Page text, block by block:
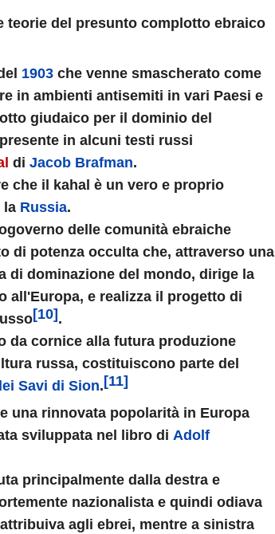
del presunto complotto ebraico
1903 che venne smascherato come
in ambienti antisemiti in vari Paesi e
giudaico per il dominio del
in alcuni testi russi
di Jacob Brafman.
che il kahal è un vero e proprio
la Russia.
delle comunità ebraiche
di potenza occulta che, attraverso una
di dominazione del mondo, dirige la
all'Europa, e realizza il progetto di
[10].
da cornice alla futura produzione
russa, costituiscono parte del
Savi di Sion.[11]
una rinnovata popolarità in Europa
sviluppata nel libro di Adolf
principalmente dalla destra e
nazionalista e quindi odiava
agli ebrei, mentre a sinistra